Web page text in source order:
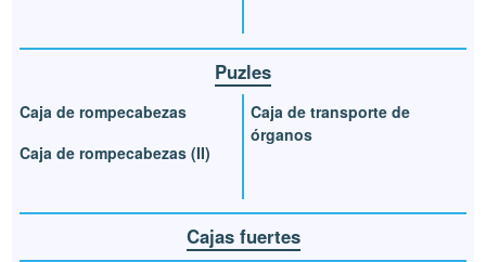
Puzles
Caja de rompecabezas
Caja de rompecabezas (II)
Caja de transporte de
órganos
Cajas fuertes